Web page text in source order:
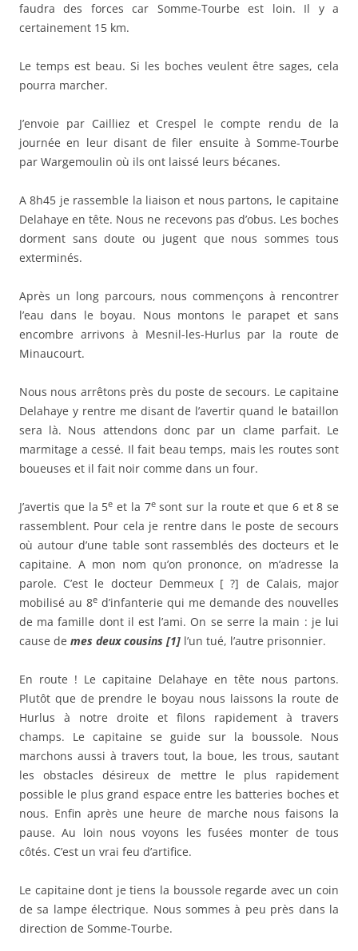
faudra des forces car Somme-Tourbe est loin. Il y a
certainement 15 km.
Le temps est beau. Si les boches veulent être sages, cela
pourra marcher.
J’envoie par Cailliez et Crespel le compte rendu de la
journée en leur disant de filer ensuite à Somme-Tourbe
par Wargemoulin où ils ont laissé leurs bécanes.
A 8h45 je rassemble la liaison et nous partons, le capitaine
Delahaye en tête. Nous ne recevons pas d’obus. Les boches
dorment sans doute ou jugent que nous sommes tous
exterminés.
Après un long parcours, nous commençons à rencontrer
l’eau dans le boyau. Nous montons le parapet et sans
encombre arrivons à Mesnil-les-Hurlus par la route de
Minaucourt.
Nous nous arrêtons près du poste de secours. Le capitaine
Delahaye y rentre me disant de l’avertir quand le bataillon
sera là. Nous attendons donc par un clame parfait. Le
marmitage a cessé. Il fait beau temps, mais les routes sont
boueuses et il fait noir comme dans un four.
J’avertis que la 5e et la 7esont sur la route et que 6 et 8 se
rassemblent. Pour cela je rentre dans le poste de secours
où autour d’une table sont rassemblés des docteurs et le
capitaine. A mon nom qu’on prononce, on m’adresse la
parole. C’est le docteur Demmeux [ ?] de Calais, major
mobilisé au 8e d’infanterie qui me demande des nouvelles
de ma famille dont il est l’ami. On se serre la main : je lui
cause de mes deux cousins [1] l’un tué, l’autre prisonnier.
En route ! Le capitaine Delahaye en tête nous partons.
Plutôt que de prendre le boyau nous laissons la route de
Hurlus à notre droite et filons rapidement à travers
champs. Le capitaine se guide sur la boussole. Nous
marchons aussi à travers tout, la boue, les trous, sautant
les obstacles désireux de mettre le plus rapidement
possible le plus grand espace entre les batteries boches et
nous. Enfin après une heure de marche nous faisons la
pause. Au loin nous voyons les fusées monter de tous
côtés. C’est un vrai feu d’artifice.
Le capitaine dont je tiens la boussole regarde avec un coin
de sa lampe électrique. Nous sommes à peu près dans la
direction de Somme-Tourbe.